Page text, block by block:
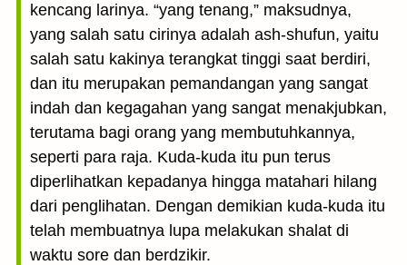
kencang larinya. “yang tenang,” maksudnya,
yang salah satu cirinya adalah ash-shufun, yaitu
salah satu kakinya terangkat tinggi saat berdiri,
dan itu merupakan pemandangan yang sangat
indah dan kegagahan yang sangat menakjubkan,
terutama bagi orang yang membutuhkannya,
seperti para raja. Kuda-kuda itu pun terus
diperlihatkan kepadanya hingga matahari hilang
dari penglihatan. Dengan demikian kuda-kuda itu
telah membuatnya lupa melakukan shalat di
waktu sore dan berdzikir.